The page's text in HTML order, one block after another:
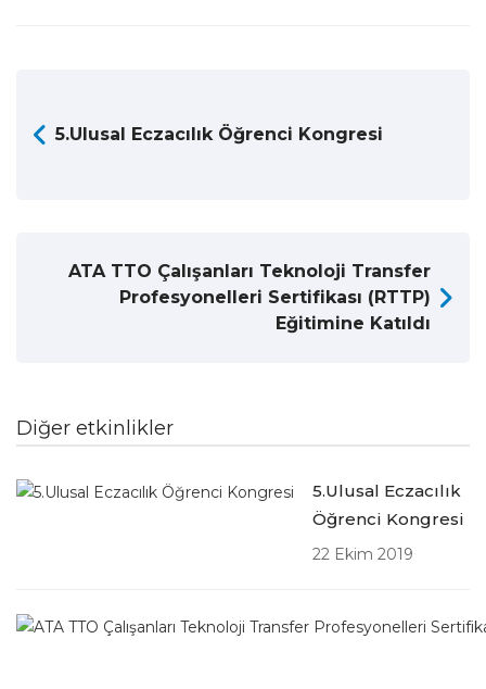
5.Ulusal Eczacılık Öğrenci Kongresi
ATA TTO Çalışanları Teknoloji Transfer
Profesyonelleri Sertifikası (RTTP)
Eğitimine Katıldı
Diğer etkinlikler
5.Ulusal Eczacılık
Öğrenci Kongresi
22 Ekim 2019